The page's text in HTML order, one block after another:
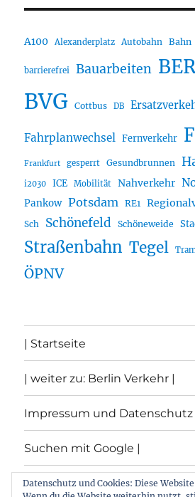
A100 Alexanderplatz Autobahn Bahn
barrierefrei Bauarbeiten
BVG Cottbus DB
Fahrplanwechsel Fernverkehr
Frankfurt gesperrt Gesundbrunnen
i2030 ICE Mobilität Nahverkehr
Pankow Potsdam RE1
Sch Schönefeld Schöneweide
Straßenbahn Tegel
ÖPNV
| Startseite
| weiter zu: Berlin Verkehr |
Impressum und Datenschutz
Suchen mit Google |
Themen
Datenschutz und Cookies: Diese